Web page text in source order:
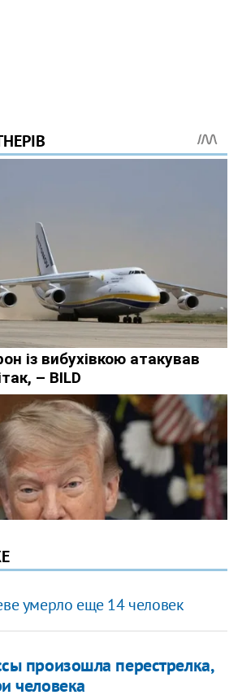
умерло еще 14 человек
произошла перестрелка,
человека